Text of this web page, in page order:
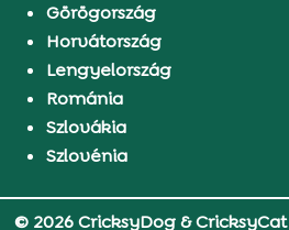
Görögország
Horvátország
Lengyelország
Románia
Szlovákia
Szlovénia
© 2026 CricksyDog & CricksyCat